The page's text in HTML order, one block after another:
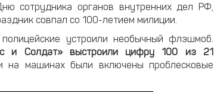
сотрудника органов внутренних дел РФ,
совпал со 100-летием милиции.
устроили необычный флэшмоб.
и Солдат» выстроили цифру 100 из 21
на машинах были включены проблесковые